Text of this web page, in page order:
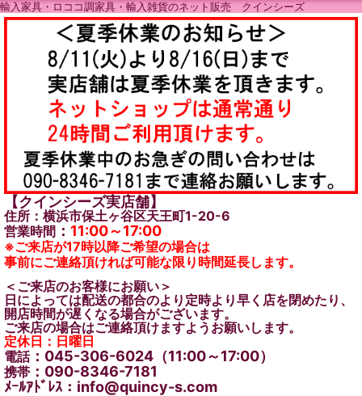
輸入家具・ロココ調家具・輸入雑貨のネット販売 クインシーズ
【クインシーズ実店舗】
住所：横浜市保土ヶ谷区天王町1-20-6
営業時間 ： 11:00～17:00
※ご来店が17時以降ご希望の場合は
事前にご連絡頂ければ可能な限り時間延長します。
＜ご来店のお客様にお願い＞
日によっては配送の都合のより定時より早く店を閉めたり、
開店時間が遅くなる場合がございます。
ご来店の場合はご連絡頂けますようお願いします。
定休日：日曜日
電話：045-306-6024（11:00～17:00）
携帯 ：090-8346-7181
ﾒｰﾙｱﾄﾞﾚｽ：info@quincy-s.com